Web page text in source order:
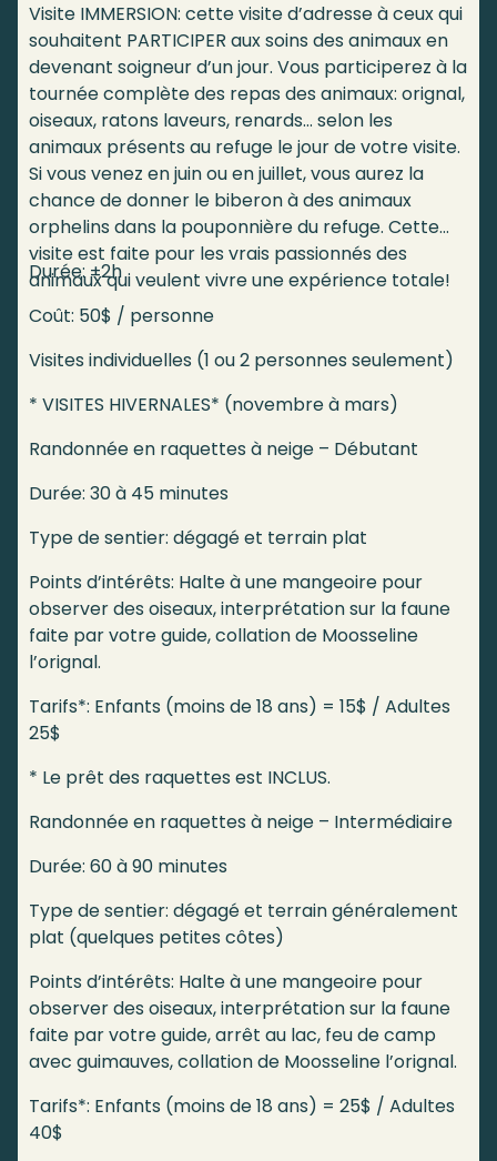
Visite IMMERSION: cette visite d’adresse à ceux qui
souhaitent PARTICIPER aux soins des animaux en
devenant soigneur d’un jour. Vous participerez à la
tournée complète des repas des animaux: orignal,
oiseaux, ratons laveurs, renards… selon les
animaux présents au refuge le jour de votre visite.
Si vous venez en juin ou en juillet, vous aurez la
chance de donner le biberon à des animaux
orphelins dans la pouponnière du refuge. Cette
visite est faite pour les vrais passionnés des
animaux qui veulent vivre une expérience totale!
Durée: ±2h
Coût: 50$ / personne
Visites individuelles (1 ou 2 personnes seulement)
* VISITES HIVERNALES* (novembre à mars)
Randonnée en raquettes à neige – Débutant
Durée: 30 à 45 minutes
Type de sentier: dégagé et terrain plat
Points d’intérêts: Halte à une mangeoire pour
observer des oiseaux, interprétation sur la faune
faite par votre guide, collation de Moosseline
l’orignal.
Tarifs*: Enfants (moins de 18 ans) = 15$ / Adultes
25$
* Le prêt des raquettes est INCLUS.
Randonnée en raquettes à neige – Intermédiaire
Durée: 60 à 90 minutes
Type de sentier: dégagé et terrain généralement
plat (quelques petites côtes)
Points d’intérêts: Halte à une mangeoire pour
observer des oiseaux, interprétation sur la faune
faite par votre guide, arrêt au lac, feu de camp
avec guimauves, collation de Moosseline l’orignal.
Tarifs*: Enfants (moins de 18 ans) = 25$ / Adultes
40$